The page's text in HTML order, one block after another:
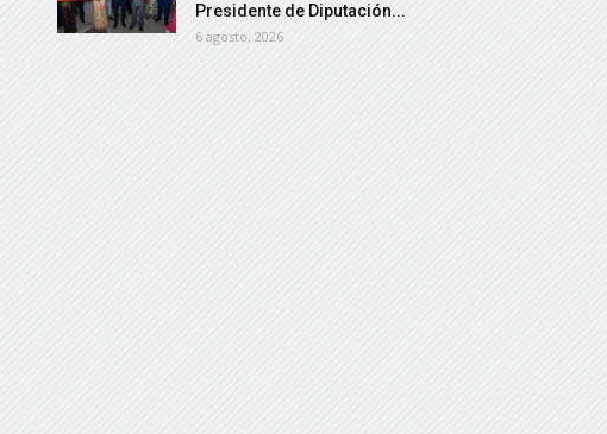
Presidente de Diputación...
6 agosto, 2026